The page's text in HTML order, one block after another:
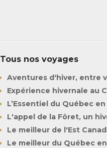
Tous nos voyages
Aventures d'hiver, entre
Expérience hivernale au
L’Essentiel du Québec
L'appel de la Fôret, un
Le meilleur de l'Est
Le meilleur du Québec